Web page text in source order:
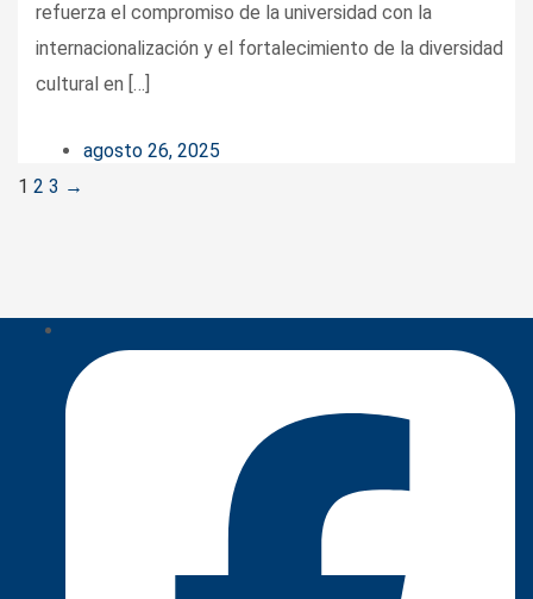
refuerza el compromiso de la universidad con la
internacionalización y el fortalecimiento de la diversidad
cultural en […]
agosto 26, 2025
Posts
1 2 3 →